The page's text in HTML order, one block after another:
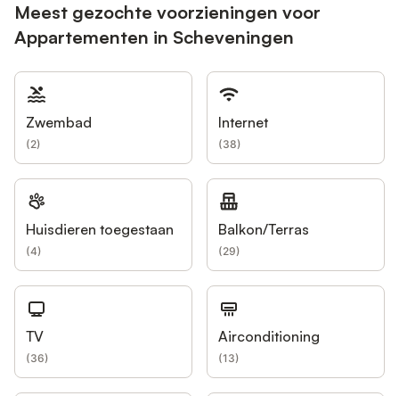
Meest gezochte voorzieningen voor
Appartementen in Scheveningen
Zwembad
(2)
Internet
(38)
Huisdieren toegestaan
(4)
Balkon/Terras
(29)
TV
(36)
Airconditioning
(13)